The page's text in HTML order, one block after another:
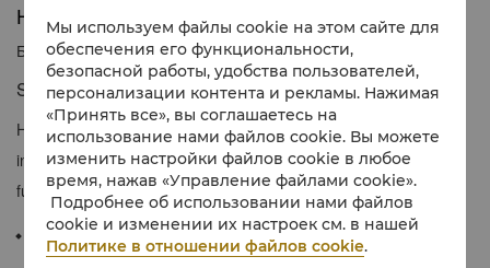
Horizon Seaview Room
Бесплатно 1 866 565 5050
Spacious room with sea view and club privileges.
Horizon Seaview Rooms offer relaxed accommodation with
inviting featuring rich woods, comfortable fabrics and delightful
furnishings.
≈64sqm
Мы используем файлы cookie на этом сайте для
обеспечения его функциональности,
безопасной работы, удобства пользователей,
персонализации контента и рекламы. Нажимая
«Принять все», вы соглашаетесь на
использование нами файлов cookie. Вы можете
изменить настройки файлов cookie в любое
время, нажав «Управление файлами cookie».
Подробнее об использовании нами файлов
cookie и изменении их настроек см. в нашей
Политике в отношении файлов cookie.